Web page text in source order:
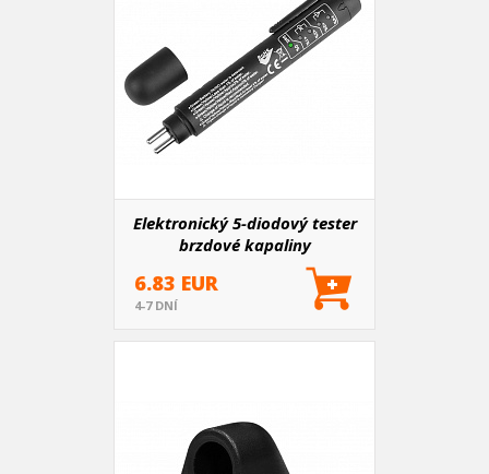
Elektronický 5-diodový tester
brzdové kapaliny
6.83 EUR
4-7 DNÍ